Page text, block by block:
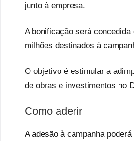
junto à empresa.
A bonificação será
milhões destinados à
O objetivo é estimular a
de obras e investimentos no
Como aderir
A adesão à campanha